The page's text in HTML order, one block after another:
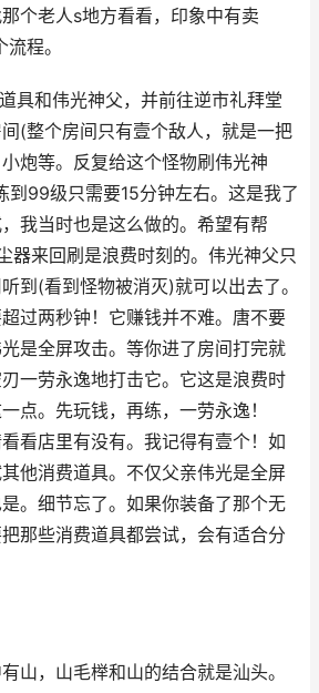
个老人s地方看看，印象中有卖
程。
具和伟光神父，并前往逆市礼拜堂
(整个房间只有壹个敌人，就是一把
炮等。反复给这个怪物刷伟光神
到99级只需要15分钟左右。这是我了
我当时也是这么做的。希望有帮
器来回刷是浪费时刻的。伟光神父只
到(看到怪物被消灭)就可以出去了。
过两秒钟！它赚钱并不难。唐不要
是全屏攻击。等你进了房间打完就
一劳永逸地打击它。它这是浪费时
点。先玩钱，再练，一劳永逸！
看店里有没有。我记得有壹个！如
他消费道具。不仅父亲伟光是全屏
。细节忘了。如果你装备了那个无
那些消费道具都尝试，会有适合分
山，山毛榉和山的结合就是汕头。